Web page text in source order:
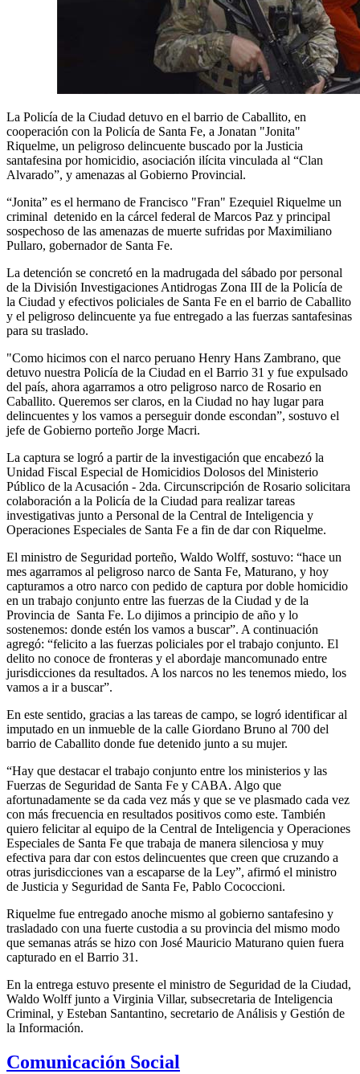
La Policía de la Ciudad detuvo en el barrio de Caballito, en
cooperación con la Policía de Santa Fe, a Jonatan "Jonita"
Riquelme, un peligroso delincuente buscado por la Justicia
santafesina por homicidio, asociación ilícita vinculada al “Clan
Alvarado”, y amenazas al Gobierno Provincial.
“Jonita” es el hermano de Francisco "Fran" Ezequiel Riquelme un
criminal detenido en la cárcel federal de Marcos Paz y principal
sospechoso de las amenazas de muerte sufridas por Maximiliano
Pullaro, gobernador de Santa Fe.
La detención se concretó en la madrugada del sábado por personal
de la División Investigaciones Antidrogas Zona III de la Policía de
la Ciudad y efectivos policiales de Santa Fe en el barrio de Caballito
y el peligroso delincuente ya fue entregado a las fuerzas santafesinas
para su traslado.
"Como hicimos con el narco peruano Henry Hans Zambrano, que
detuvo nuestra Policía de la Ciudad en el Barrio 31 y fue expulsado
del país, ahora agarramos a otro peligroso narco de Rosario en
Caballito. Queremos ser claros, en la Ciudad no hay lugar para
delincuentes y los vamos a perseguir donde escondan”, sostuvo el
jefe de Gobierno porteño Jorge Macri.
La captura se logró a partir de la investigación que encabezó la
Unidad Fiscal Especial de Homicidios Dolosos del Ministerio
Público de la Acusación - 2da. Circunscripción de Rosario solicitara
colaboración a la Policía de la Ciudad para realizar tareas
investigativas junto a Personal de la Central de Inteligencia y
Operaciones Especiales de Santa Fe a fin de dar con Riquelme.
El ministro de Seguridad porteño, Waldo Wolff, sostuvo: “hace un
mes agarramos al peligroso narco de Santa Fe, Maturano, y hoy
capturamos a otro narco con pedido de captura por doble homicidio
en un trabajo conjunto entre las fuerzas de la Ciudad y de la
Provincia de Santa Fe. Lo dijimos a principio de año y lo
sostenemos: donde estén los vamos a buscar”. A continuación
agregó: “felicito a las fuerzas policiales por el trabajo conjunto. El
delito no conoce de fronteras y el abordaje mancomunado entre
jurisdicciones da resultados. A los narcos no les tenemos miedo, los
vamos a ir a buscar”.
En este sentido, gracias a las tareas de campo, se logró identificar al
imputado en un inmueble de la calle Giordano Bruno al 700 del
barrio de Caballito donde fue detenido junto a su mujer.
“Hay que destacar el trabajo conjunto entre los ministerios y las
Fuerzas de Seguridad de Santa Fe y CABA. Algo que
afortunadamente se da cada vez más y que se ve plasmado cada vez
con más frecuencia en resultados positivos como este. También
quiero felicitar al equipo de la Central de Inteligencia y Operaciones
Especiales de Santa Fe que trabaja de manera silenciosa y muy
efectiva para dar con estos delincuentes que creen que cruzando a
otras jurisdicciones van a escaparse de la Ley”, afirmó el ministro
de Justicia y Seguridad de Santa Fe, Pablo Cococcioni.
Riquelme fue entregado anoche mismo al gobierno santafesino y
trasladado con una fuerte custodia a su provincia del mismo modo
que semanas atrás se hizo con José Mauricio Maturano quien fuera
capturado en el Barrio 31.
En la entrega estuvo presente el ministro de Seguridad de la Ciudad,
Waldo Wolff junto a Virginia Villar, subsecretaria de Inteligencia
Criminal, y Esteban Santantino, secretario de Análisis y Gestión de
la Información.
Comunicación Social